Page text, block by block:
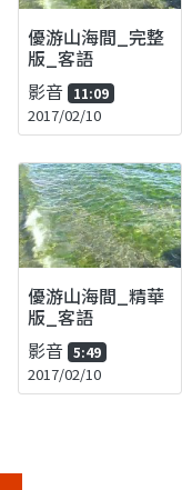
優游山海間_完整
版_客語
影音 11:09
2017/02/10
優游山海間_精華
版_客語
影音 5:49
2017/02/10